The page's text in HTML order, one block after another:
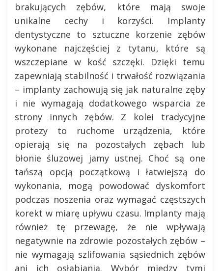
brakujących zębów, które mają swoje
unikalne cechy i korzyści. Implanty
dentystyczne to sztuczne korzenie zębów
wykonane najczęściej z tytanu, które są
wszczepiane w kość szczęki. Dzięki temu
zapewniają stabilność i trwałość rozwiązania
– implanty zachowują się jak naturalne zęby
i nie wymagają dodatkowego wsparcia ze
strony innych zębów. Z kolei tradycyjne
protezy to ruchome urządzenia, które
opierają się na pozostałych zębach lub
błonie śluzowej jamy ustnej. Choć są one
tańszą opcją początkową i łatwiejszą do
wykonania, mogą powodować dyskomfort
podczas noszenia oraz wymagać częstszych
korekt w miarę upływu czasu. Implanty mają
również tę przewagę, że nie wpływają
negatywnie na zdrowie pozostałych zębów –
nie wymagają szlifowania sąsiednich zębów
ani ich osłabiania. Wybór między tymi